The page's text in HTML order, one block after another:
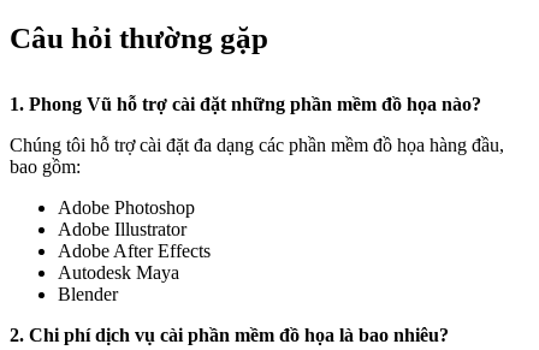
Câu hỏi thường gặp
1. Phong Vũ hỗ trợ cài đặt những phần mềm đồ họa nào?
Chúng tôi hỗ trợ cài đặt đa dạng các phần mềm đồ họa hàng đầu,
bao gồm:
Adobe Photoshop
Adobe Illustrator
Adobe After Effects
Autodesk Maya
Blender
2. Chi phí dịch vụ cài phần mềm đồ họa là bao nhiêu?